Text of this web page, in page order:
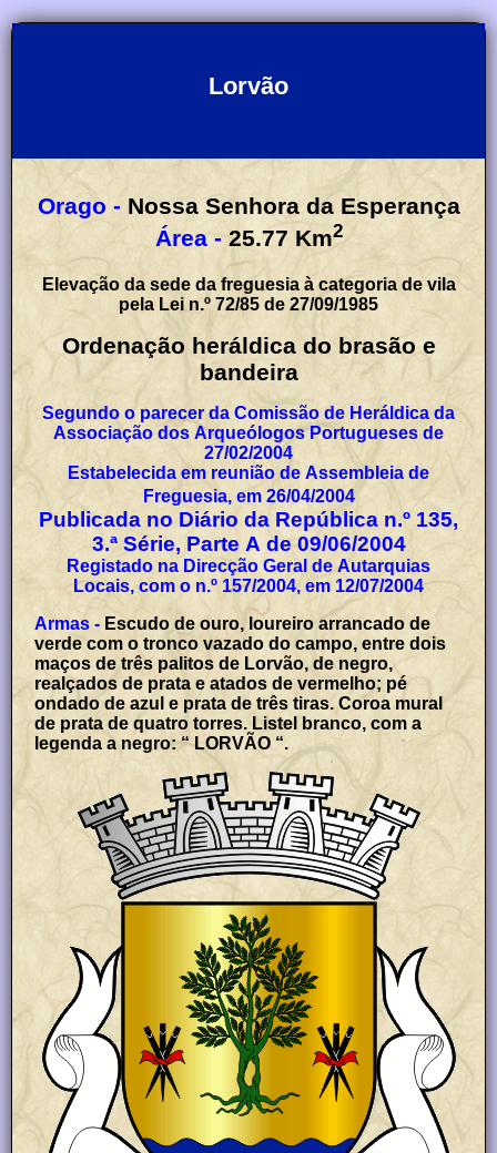
Lorvão
Orago - Nossa Senhora da Esperança
Área - 25.77 Km2
Elevação da sede da freguesia à categoria de vila
pela Lei n.º 72/85 de 27/09/1985
Ordenação heráldica do brasão e
bandeira
Segundo o parecer da Comissão de Heráldica da
Associação dos Arqueólogos Portugueses de
27/02/2004
Estabelecida em reunião de Assembleia de
Freguesia, em 26/04/2004
Publicada no Diário da República n.º 135,
3.ª Série, Parte A de 09/06/2004
Registado na Direcção Geral de Autarquias
Locais, com o n.º 157/2004, em 12/07/2004
Armas - Escudo de ouro, loureiro arrancado de
verde com o tronco vazado do campo, entre dois
maços de três palitos de Lorvão, de negro,
realçados de prata e atados de vermelho; pé
ondado de azul e prata de três tiras. Coroa mural
de prata de quatro torres. Listel branco, com a
legenda a negro: “ LORVÃO “.